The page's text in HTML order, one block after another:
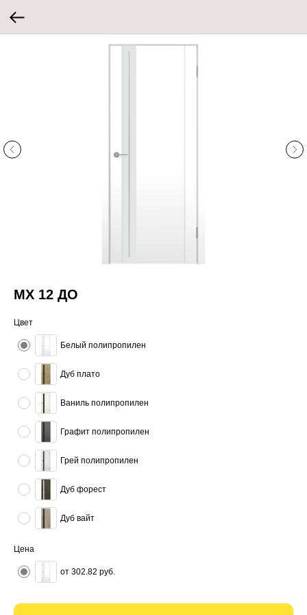
MX 12 ДО
Цвет
Белый полипропилен
Дуб плато
Ваниль полипропилен
Графит полипропилен
Грей полипропилен
Дуб форест
Дуб вайт
Цена
от 302.82 руб.